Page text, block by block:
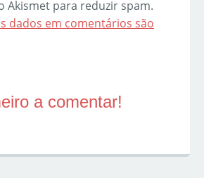
Akismet para reduzir spam.
dados em comentários são
a comentar!